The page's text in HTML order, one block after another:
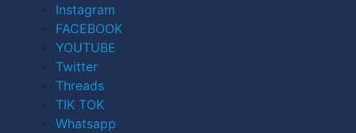
Instagram
FACEBOOK
YOUTUBE
Twitter
Threads
TIK TOK
Whatsapp